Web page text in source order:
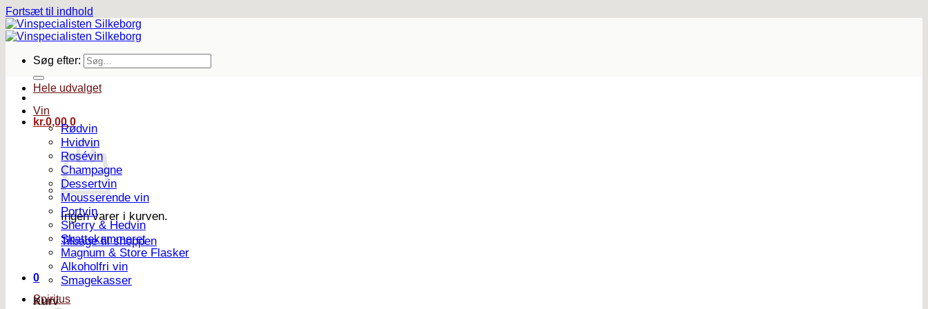
Fortsæt til indhold
Søg efter:
kr.0,00 0
Ingen varer i kurven.
Tilbage til shoppen
0
Kurv
Hele udvalget
Vin
Rødvin
Hvidvin
Rosévin
Champagne
Dessertvin
Mousserende vin
Portvin
Sherry & Hedvin
Skattekammeret
Magnum & Store Flasker
Alkoholfri vin
Smagekasser
Spiritus